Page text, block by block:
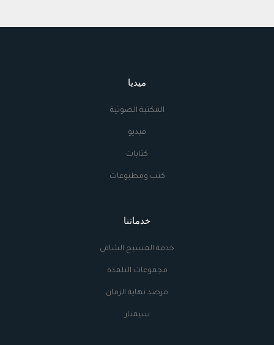
ميديا
المكتبة الصوتية
فيديو
كتابات
كتب ومطبوعات
خدماتنا
خدمة المسيح الشافي
مجموعات التلمذة
مرصد نهاية الزمان
سيمنار